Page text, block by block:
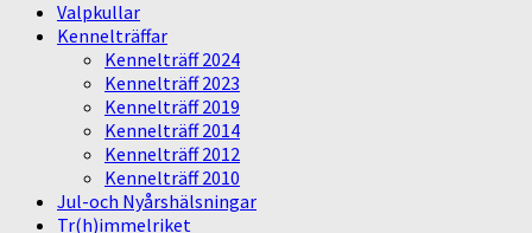
Valpkullar
Kennelträffar
Kennelträff 2024
Kennelträff 2023
Kennelträff 2019
Kennelträff 2014
Kennelträff 2012
Kennelträff 2010
Jul-och Nyårshälsningar
Tr(h)immelriket